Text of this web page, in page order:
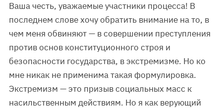
Ваша честь, уважаемые участники процесса! В
последнем слове хочу обратить внимание на то, в
чем меня обвиняют — в совершении преступления
против основ конституционного строя и
безопасности государства, в экстремизме. Но ко
мне никак не применима такая формулировка.
Экстремизм — это призыв социальных масс к
насильственным действиям. Но я как верующий